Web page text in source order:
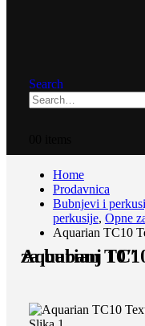
Search
Home
Prodavnica
Bubnjevi i
perkusije, Opne
Aquarian TC10
Aquarian TC10 Texture Coated opna za bubanj 10″